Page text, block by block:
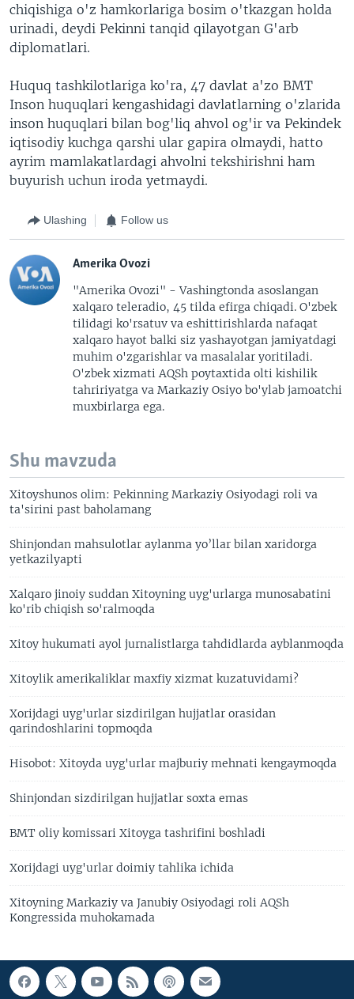
chiqishiga o'z hamkorlariga bosim o'tkazgan holda
urinadi, deydi Pekinni tanqid qilayotgan G'arb
diplomatlari.
Huquq tashkilotlariga ko'ra, 47 davlat a'zo BMT
Inson huquqlari kengashidagi davlatlarning o'zlarida
inson huquqlari bilan bog'liq ahvol og'ir va Pekindek
iqtisodiy kuchga qarshi ular gapira olmaydi, hatto
ayrim mamlakatlardagi ahvolni tekshirishni ham
buyurish uchun iroda yetmaydi.
Ulashing Follow us
Amerika Ovozi
"Amerika Ovozi" - Vashingtonda asoslangan
xalqaro teleradio, 45 tilda efirga chiqadi. O'zbek
tilidagi ko'rsatuv va eshittirishlarda nafaqat
xalqaro hayot balki siz yashayotgan jamiyatdagi
muhim o'zgarishlar va masalalar yoritiladi.
O'zbek xizmati AQSh poytaxtida olti kishilik
tahririyatga va Markaziy Osiyo bo'ylab jamoatchi
muxbirlarga ega.
Shu mavzuda
Xitoyshunos olim: Pekinning Markaziy Osiyodagi roli va
ta'sirini past baholamang
Shinjondan mahsulotlar aylanma yo’llar bilan xaridorga
yetkazilyapti
Xalqaro jinoiy suddan Xitoyning uyg'urlarga munosabatini
ko'rib chiqish so'ralmoqda
Xitoy hukumati ayol jurnalistlarga tahdidlarda ayblanmoqda
Xitoylik amerikaliklar maxfiy xizmat kuzatuvidami?
Xorijdagi uyg'urlar sizdirilgan hujjatlar orasidan
qarindoshlarini topmoqda
Hisobot: Xitoyda uyg'urlar majburiy mehnati kengaymoqda
Shinjondan sizdirilgan hujjatlar soxta emas
BMT oliy komissari Xitoyga tashrifini boshladi
Xorijdagi uyg'urlar doimiy tahlika ichida
Xitoyning Markaziy va Janubiy Osiyodagi roli AQSh
Kongressida muhokamada